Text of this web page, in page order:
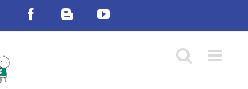
FacebookBloggerYouTube